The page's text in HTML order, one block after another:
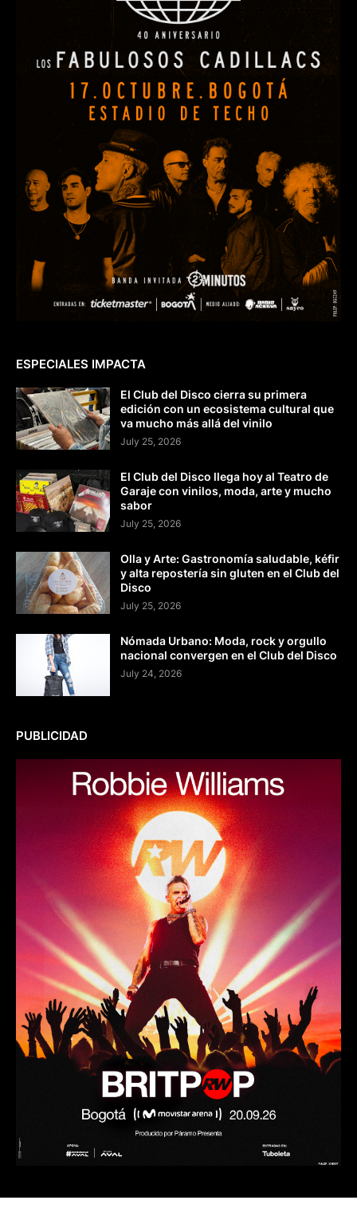
ESPECIALES IMPACTA
El Club del Disco cierra su primera
edición con un ecosistema cultural que
va mucho más allá del vinilo
July 25, 2026
El Club del Disco llega hoy al Teatro de
Garaje con vinilos, moda, arte y mucho
sabor
July 25, 2026
Olla y Arte: Gastronomía saludable, kéfir
y alta repostería sin gluten en el Club del
Disco
July 25, 2026
Nómada Urbano: Moda, rock y orgullo
nacional convergen en el Club del Disco
July 24, 2026
PUBLICIDAD